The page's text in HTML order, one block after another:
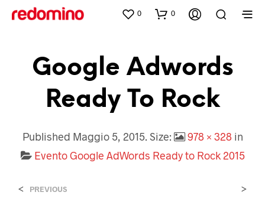
0 0
Google Adwords
Ready To Rock
Published Maggio 5, 2015. Size: 978 × 328 in
Evento Google AdWords Ready to Rock 2015
< PREVIOUS >